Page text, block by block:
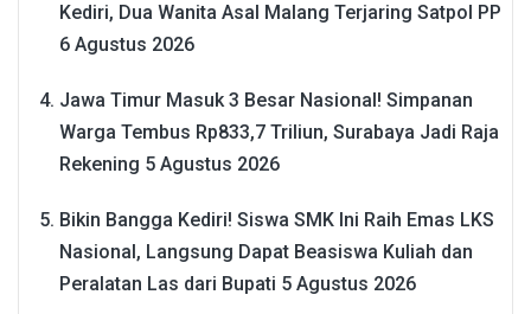
Kediri, Dua Wanita Asal Malang Terjaring Satpol PP
6 Agustus 2026
Jawa Timur Masuk 3 Besar Nasional! Simpanan
Warga Tembus Rp833,7 Triliun, Surabaya Jadi Raja
Rekening 5 Agustus 2026
Bikin Bangga Kediri! Siswa SMK Ini Raih Emas LKS
Nasional, Langsung Dapat Beasiswa Kuliah dan
Peralatan Las dari Bupati 5 Agustus 2026